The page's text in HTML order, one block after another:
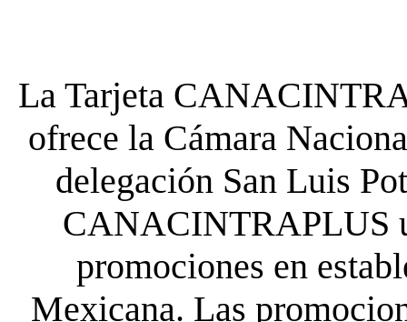
La Tarjeta
ofrece la Cámara
delegación San Luis
CANACINTRAPLUS
promociones en
Mexicana. Las